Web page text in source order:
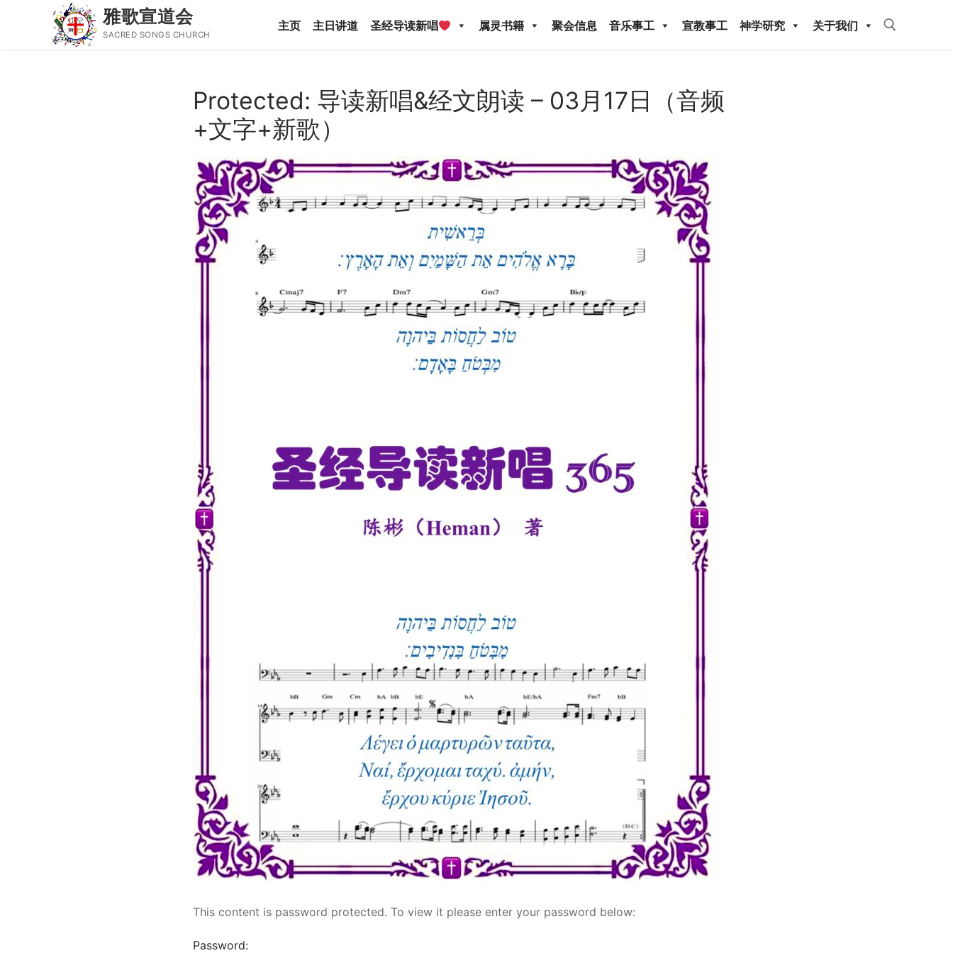
雅歌宣道会
SACRED SONGS CHURCH
主页 主日讲道 圣经导读新唱 属灵书籍 聚会信息 音乐事工 宣教事工 神学研究 关于我们
Search
for:
主页 主日讲道 属灵书籍 聚会信息 宣教事工 神学研究
关于我们
Protected: 导读新唱&经文朗读 – 03月17日（音频
+文字+新歌）
This content is password protected. To view it please enter your password below:
Password: